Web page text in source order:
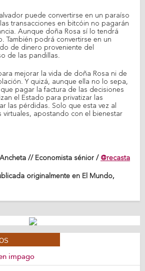
puede convertirse en un paraíso
transacciones en bitcóin no pagarán
Aunque doña Rosa sí lo tendrá
También podrá convertirse en un
de dinero proveniente del
de las pandillas.
mejorar la vida de doña Rosa ni de
Y quizá, aunque ella no lo sepa,
pagar la factura de las decisiones
el Estado para privatizar las
las pérdidas. Solo que esta vez al
virtuales, apostando con el bienestar
// Economista sénior / @recasta
originalmente en El Mundo,
impago